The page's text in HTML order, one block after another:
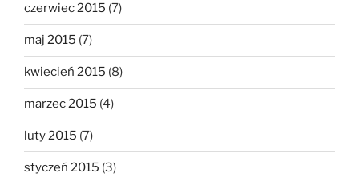
czerwiec 2015 (7)
maj 2015 (7)
kwiecień 2015 (8)
marzec 2015 (4)
luty 2015 (7)
styczeń 2015 (3)